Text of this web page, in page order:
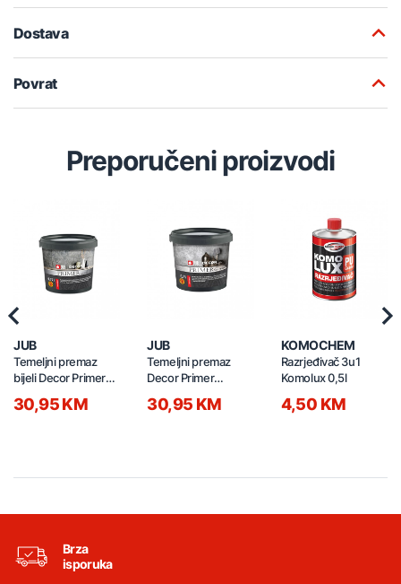
Dostava
Povrat
Preporučeni proizvodi
JUB
Temeljni premaz
bijeli Decor Primer
30,95 KM
JUB
Temeljni premaz
Decor Primer
30,95 KM
KOMOCHEM
Razrjeđivač 3u1
Komolux 0,5l
4,50 KM
Brza
isporuka